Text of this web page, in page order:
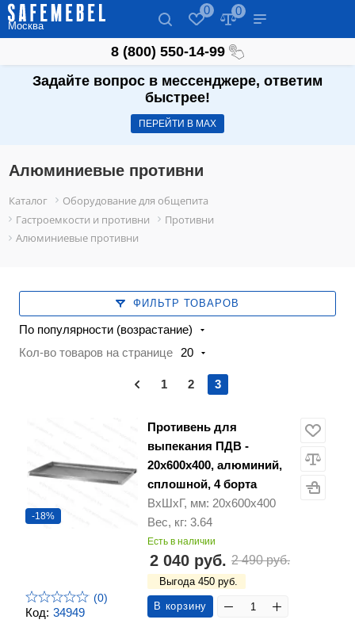
Москва
0 0
8 (800) 550-14-99
Задайте вопрос в мессенджере, ответим
быстрее!
ПЕРЕЙТИ В МАХ
Алюминиевые противни
Каталог
Оборудование для общепита
Гастроемкости и противни
Противни
Алюминиевые противни
ФИЛЬТР ТОВАРОВ
По популярности (возрастание)
Кол-во товаров на странице
20
1 2 3
Код: 34949
-18%
(0)
Противень для
выпекания ПДВ -
20х600х400, алюминий,
сплошной, 4 борта
ВхШхГ, мм: 20х600х400
Вес, кг: 3.64
Есть в наличии
2 040 руб. 2 490 руб.
Выгода 450 руб.
В корзину